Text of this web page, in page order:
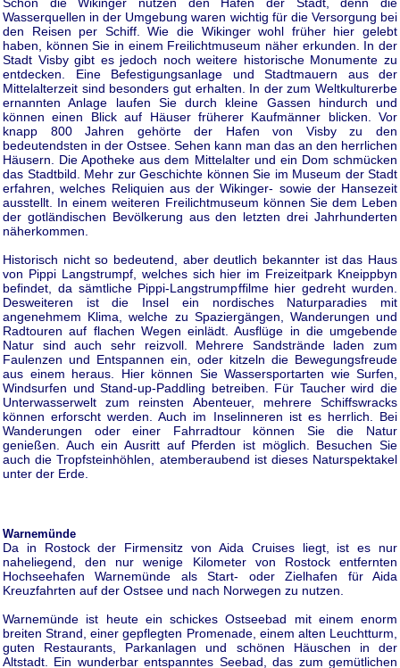
Wasserquellen in der Umgebung waren wichtig für die Versorgung bei
den Reisen per Schiff. Wie die Wikinger wohl früher hier gelebt
haben, können Sie in einem Freilichtmuseum näher erkunden. In der
Stadt Visby gibt es jedoch noch weitere historische Monumente zu
entdecken. Eine Befestigungsanlage und Stadtmauern aus der
Mittelalterzeit sind besonders gut erhalten. In der zum Weltkulturerbe
ernannten Anlage laufen Sie durch kleine Gassen hindurch und
können einen Blick auf Häuser früherer Kaufmänner blicken. Vor
knapp 800 Jahren gehörte der Hafen von Visby zu den
bedeutendsten in der Ostsee. Sehen kann man das an den herrlichen
Häusern. Die Apotheke aus dem Mittelalter und ein Dom schmücken
das Stadtbild. Mehr zur Geschichte können Sie im Museum der Stadt
erfahren, welches Reliquien aus der Wikinger- sowie der Hansezeit
ausstellt. In einem weiteren Freilichtmuseum können Sie dem Leben
der gotländischen Bevölkerung aus den letzten drei Jahrhunderten
näherkommen.
Historisch nicht so bedeutend, aber deutlich bekannter ist das Haus
von Pippi Langstrumpf, welches sich hier im Freizeitpark Kneippbyn
befindet, da sämtliche Pippi-Langstrumpffilme hier gedreht wurden.
Desweiteren ist die Insel ein nordisches Naturparadies mit
angenehmem Klima, welche zu Spaziergängen, Wanderungen und
Radtouren auf flachen Wegen einlädt. Ausflüge in die umgebende
Natur sind auch sehr reizvoll. Mehrere Sandstrände laden zum
Faulenzen und Entspannen ein, oder kitzeln die Bewegungsfreude
aus einem heraus. Hier können Sie Wassersportarten wie Surfen,
Windsurfen und Stand-up-Paddling betreiben. Für Taucher wird die
Unterwasserwelt zum reinsten Abenteuer, mehrere Schiffswracks
können erforscht werden. Auch im Inselinneren ist es herrlich. Bei
Wanderungen oder einer Fahrradtour können Sie die Natur
genießen. Auch ein Ausritt auf Pferden ist möglich. Besuchen Sie
auch die Tropfsteinhöhlen, atemberaubend ist dieses Naturspektakel
unter der Erde.
Warnemünde
Da in Rostock der Firmensitz von Aida Cruises liegt, ist es nur
naheliegend, den nur wenige Kilometer von Rostock entfernten
Hochseehafen Warnemünde als Start- oder Zielhafen für Aida
Kreuzfahrten auf der Ostsee und nach Norwegen zu nutzen.
Warnemünde ist heute ein schickes Ostseebad mit einem enorm
breiten Strand, einer gepflegten Promenade, einem alten Leuchtturm,
guten Restaurants, Parkanlagen und schönen Häuschen in der
Altstadt. Ein wunderbar entspanntes Seebad, das zum gemütlichen